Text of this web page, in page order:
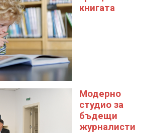
книгата
Модерно
студио за
бъдещи
журналисти